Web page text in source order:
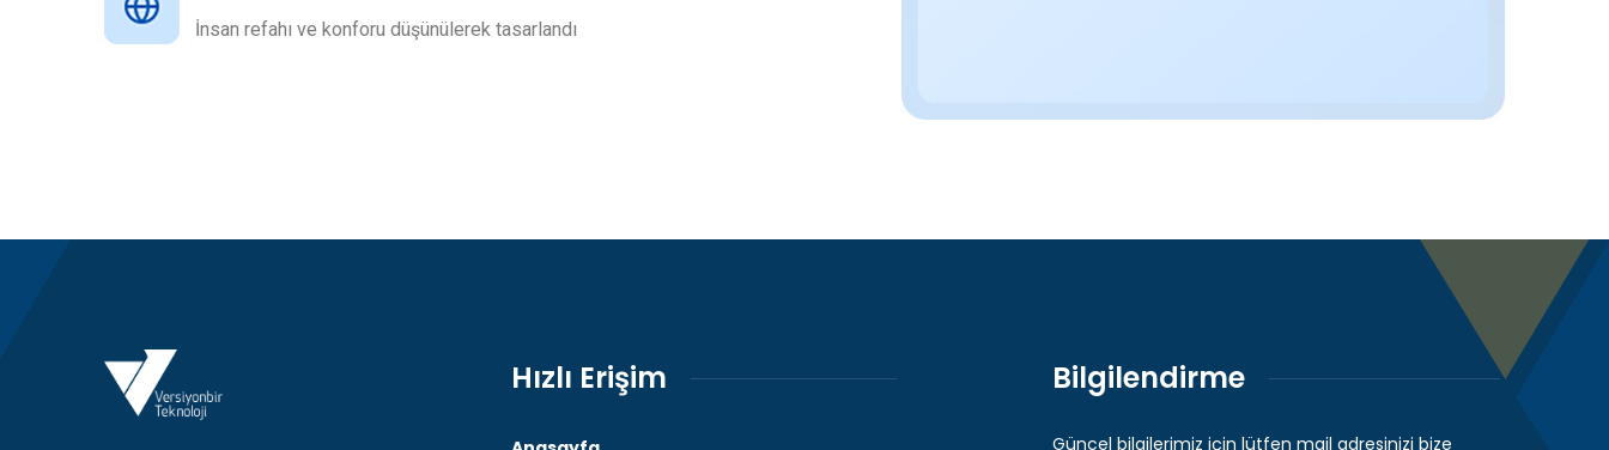
İnsan refahı ve konforu düşünülerek tasarlandı
Hızlı Erişim Bilgilendirme
Güncel bilgilerimiz için lütfen mail adresinizi bize